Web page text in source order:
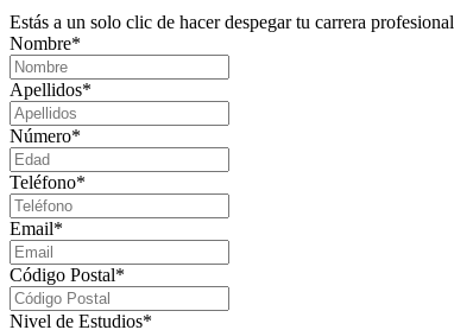
Estás a un solo clic de hacer despegar tu carrera profesional
Nombre*
Apellidos*
Número*
Teléfono*
Email*
Código Postal*
Nivel de Estudios*